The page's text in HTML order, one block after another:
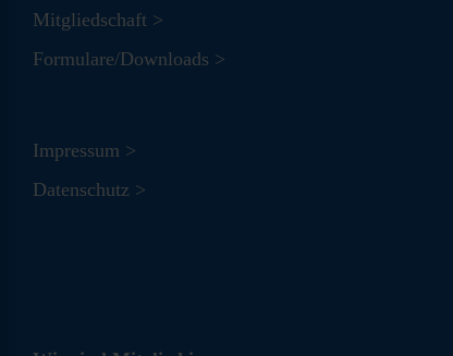
Mitgliedschaft >
Formulare/Downloads >
Impressum >
Datenschutz >